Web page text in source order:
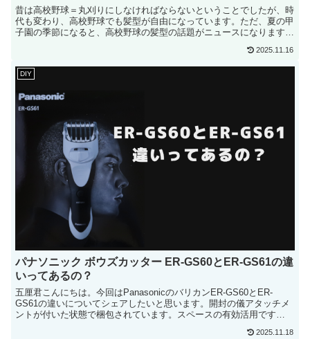
昔は高校野球＝丸刈りにしなければならないということでしたが、時
代も変わり、高校野球でも髪型が自由になっています。ただ、夏の甲
子園の季節になると、高校野球の髪型の話題がニュースになります。
2025.11.16
DIY
パナソニック ボウズカッター ER-GS60とER-GS61の違
いってあるの？
五厘君こんにちは。今回はPanasonicのバリカンER-GS60とER-
GS61の違いについてシェアしたいと思います。開封の儀アタッチメ
ントが付いた状態で梱包されています。スペースの有効活用です
2025.11.18